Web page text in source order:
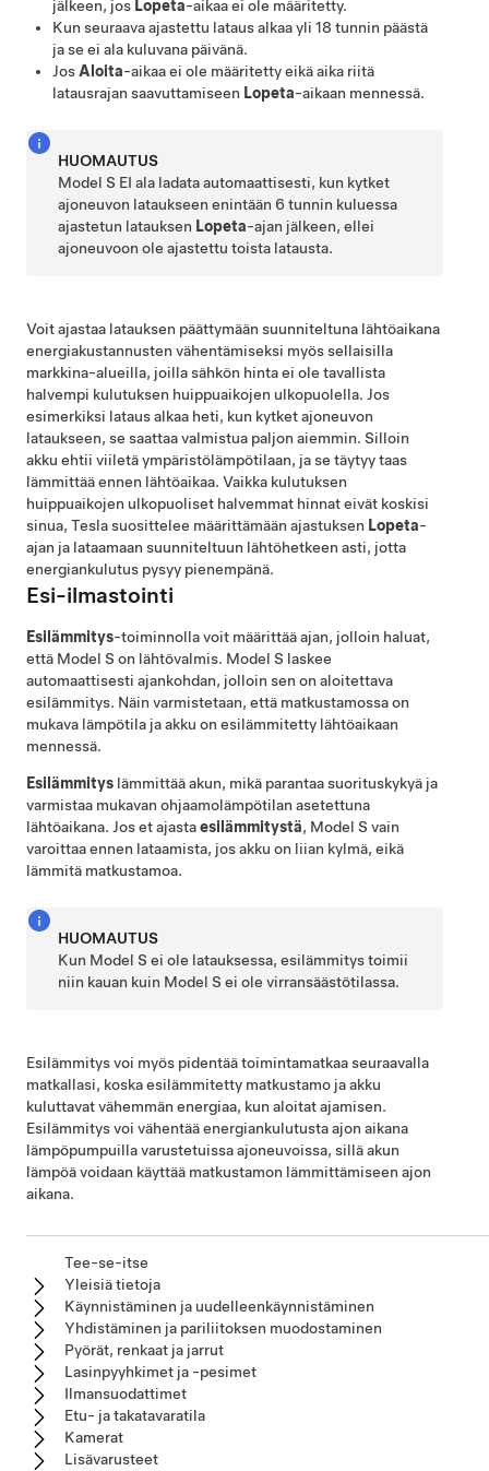
jälkeen, jos Lopeta-aikaa ei ole määritetty.
Kun seuraava ajastettu lataus alkaa yli 18 tunnin päästä
ja se ei ala kuluvana päivänä.
Jos Aloita-aikaa ei ole määritetty eikä aika riitä
latausrajan saavuttamiseen Lopeta-aikaan mennessä.
HUOMAUTUS
Model S EI ala ladata automaattisesti, kun kytket
ajoneuvon lataukseen enintään 6 tunnin kuluessa
ajastetun latauksen Lopeta-ajan jälkeen, ellei
ajoneuvoon ole ajastettu toista latausta.
Voit ajastaa latauksen päättymään suunniteltuna lähtöaikana
energiakustannusten vähentämiseksi myös sellaisilla
markkina-alueilla, joilla sähkön hinta ei ole tavallista
halvempi kulutuksen huippuaikojen ulkopuolella. Jos
esimerkiksi lataus alkaa heti, kun kytket ajoneuvon
lataukseen, se saattaa valmistua paljon aiemmin. Silloin
akku ehtii viiletä ympäristölämpötilaan, ja se täytyy taas
lämmittää ennen lähtöaikaa. Vaikka kulutuksen
huippuaikojen ulkopuoliset halvemmat hinnat eivät koskisi
sinua, Tesla suosittelee määrittämään ajastuksen Lopeta-
ajan ja lataamaan suunniteltuun lähtöhetkeen asti, jotta
energiankulutus pysyy pienempänä.
Esi-ilmastointi
Esilämmitys-toiminnolla voit määrittää ajan, jolloin haluat,
että Model S on lähtövalmis. Model S laskee
automaattisesti ajankohdan, jolloin sen on aloitettava
esilämmitys. Näin varmistetaan, että matkustamossa on
mukava lämpötila ja akku on esilämmitetty lähtöaikaan
mennessä.
Esilämmitys lämmittää akun, mikä parantaa suorituskykyä ja
varmistaa mukavan ohjaamolämpötilan asetettuna
lähtöaikana. Jos et ajastaesilämmitystä, Model S vain
varoittaa ennen lataamista, jos akku on liian kylmä, eikä
lämmitä matkustamoa.
HUOMAUTUS
Kun Model S ei ole latauksessa, esilämmitys toimii
niin kauan kuin Model S ei ole virransäästötilassa.
Esilämmitys voi myös pidentää toimintamatkaa seuraavalla
matkallasi, koska esilämmitetty matkustamo ja akku
kuluttavat vähemmän energiaa, kun aloitat ajamisen.
Esilämmitys voi vähentää energiankulutusta ajon aikana
lämpöpumpuilla varustetuissa ajoneuvoissa, sillä akun
lämpöä voidaan käyttää matkustamon lämmittämiseen ajon
aikana.
Tee-se-itse
Yleisiä tietoja
Käynnistäminen ja uudelleenkäynnistäminen
Yhdistäminen ja pariliitoksen muodostaminen
Pyörät, renkaat ja jarrut
Lasinpyyhkimet ja -pesimet
Ilmansuodattimet
Etu- ja takatavaratila
Kamerat
Lisävarusteet